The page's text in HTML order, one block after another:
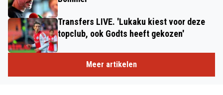
Transfers LIVE. 'Lukaku kiest voor deze
topclub, ook Godts heeft gekozen'
Meer artikelen